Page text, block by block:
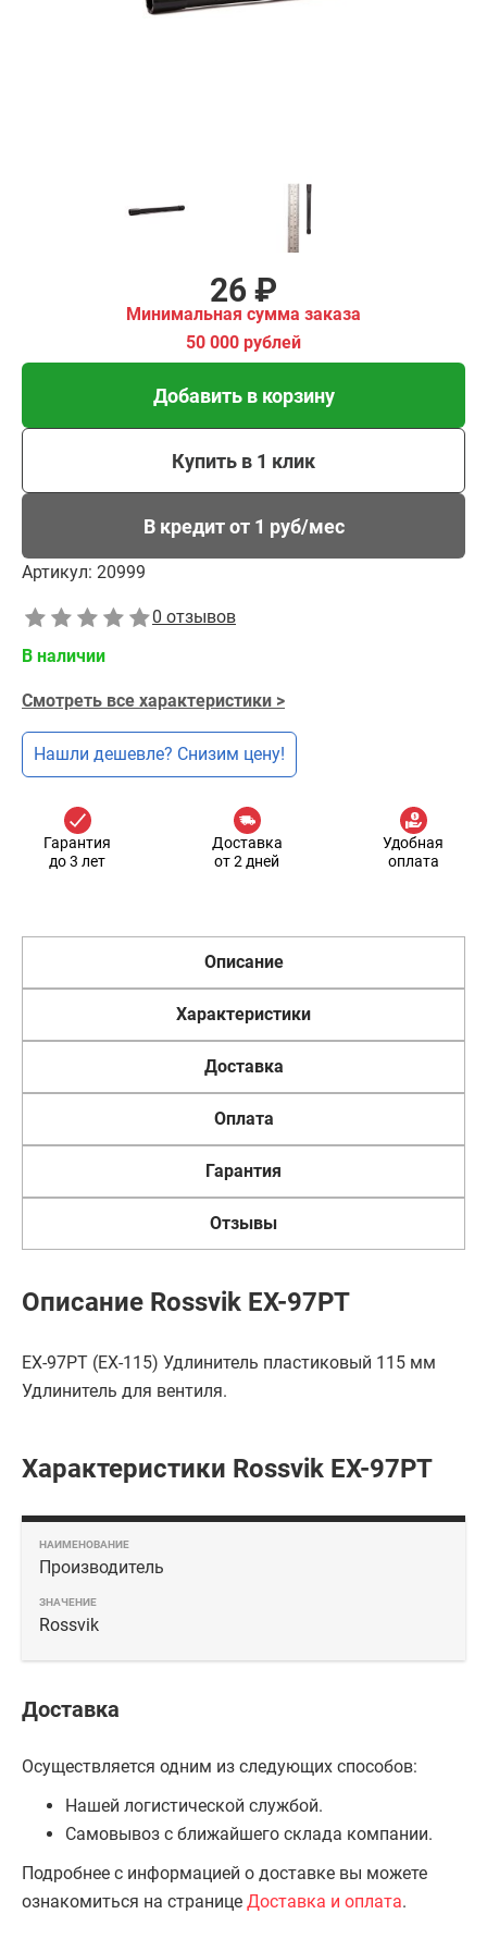
26 ₽
Минимальная сумма заказа
50 000 рублей
Добавить в корзину
Купить в 1 клик
В кредит от 1 руб/мес
Артикул: 20999
0 отзывов
В наличии
Смотреть все характеристики >
Нашли дешевле? Снизим цену!
Гарантия
до 3 лет
Доставка
от 2 дней
Удобная
оплата
Описание
Характеристики
Доставка
Оплата
Гарантия
Отзывы
Описание Rossvik EX-97PT
EX-97PT (EX-115) Удлинитель пластиковый 115 мм
Удлинитель для вентиля.
Характеристики Rossvik EX-97PT
Производитель
Rossvik
Доставка
Осуществляется одним из следующих способов:
Нашей логистической службой.
Самовывоз с ближайшего склада компании.
Подробнее с информацией о доставке вы можете
ознакомиться на странице Доставка и оплата.